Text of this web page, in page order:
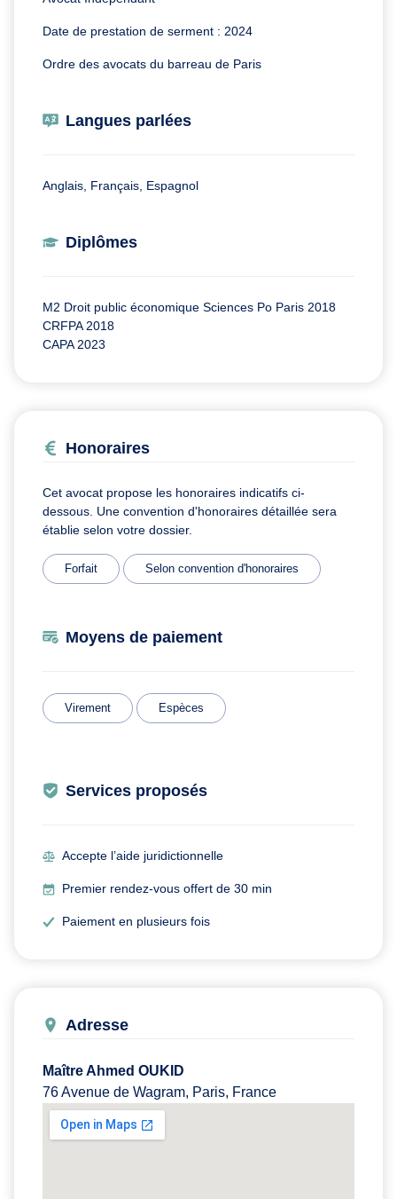
Date de prestation de serment : 2024
Ordre des avocats du barreau de Paris
Langues parlées
Anglais, Français, Espagnol
Diplômes
M2 Droit public économique Sciences Po Paris 2018
CRFPA 2018
CAPA 2023
Honoraires
Cet avocat propose les honoraires indicatifs ci-
dessous. Une convention d'honoraires détaillée sera
établie selon votre dossier.
Forfait Selon convention d'honoraires
Moyens de paiement
Virement Espèces
Services proposés
Accepte l’aide juridictionnelle
Premier rendez-vous offert de 30 min
Paiement en plusieurs fois
Adresse
Maître Ahmed OUKID
76 Avenue de Wagram, Paris, France